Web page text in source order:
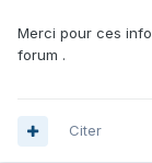
Merci pour ces
forum .
Citer